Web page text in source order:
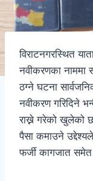
विराटनगरस्थित
नवीकरणका नाममा
ठग्ने घटना
नवीकरण गरिदिने
राख्ने गरेको खुलेको
पैसा कमाउने
फर्जी कागजात समेत